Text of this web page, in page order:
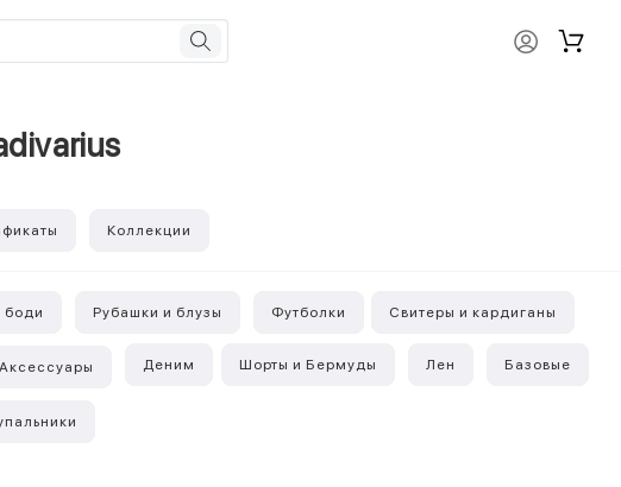
Коллекции
боди Рубашки и блузы Футболки Свитеры и кардиганы
Деним Шорты и Бермуды Лен Базовые